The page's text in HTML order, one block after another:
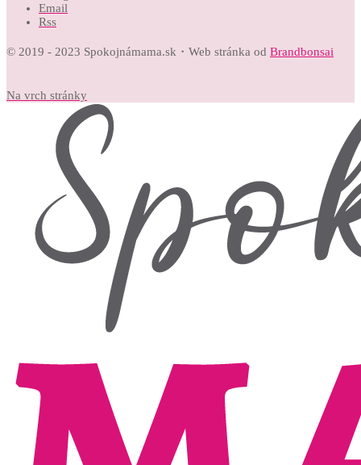
Email
Rss
© 2019 - 2023 Spokojnámama.sk・Web stránka od Brandbonsai
Na vrch stránky